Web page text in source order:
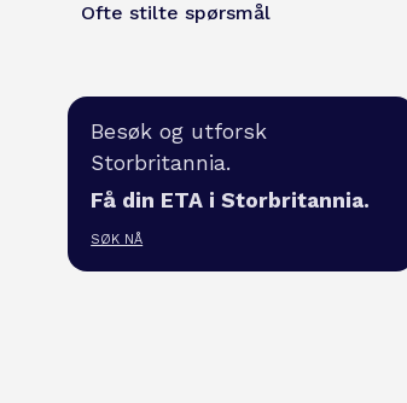
Ofte stilte spørsmål
Besøk og utforsk
Storbritannia.
Få din ETA i Storbritannia.
SØK NÅ